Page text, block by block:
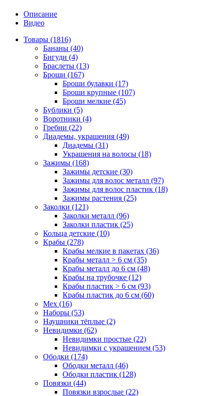
Описание
Видео
Товары (1816)
Бананы (40)
Бигуди (4)
Браслеты (13)
Броши (167)
Броши булавки (17)
Броши крупные (107)
Броши мелкие (45)
Бублики (5)
Воротники (4)
Гребни (22)
Диадемы, украшения (49)
Диадемы (31)
Украшения на волосы (18)
Зажимы (168)
Зажимы детские (30)
Зажимы для волос металл (97)
Зажимы для волос пластик (18)
Зажимы растения (25)
Заколки (121)
Заколки металл (96)
Заколки пластик (25)
Кольца детские (10)
Крабы (278)
Крабы мелкие в пакетах (36)
Крабы металл > 6 см (35)
Крабы металл до 6 см (48)
Крабы на трубочке (12)
Крабы пластик > 6 см (93)
Крабы пластик до 6 см (60)
Мех (16)
Наборы (53)
Наушники тёплые (2)
Невидимки (62)
Невидимки простые (22)
Невидимки с украшением (53)
Ободки (174)
Ободки металл (46)
Ободки пластик (128)
Повязки (44)
Повязки взрослые (22)